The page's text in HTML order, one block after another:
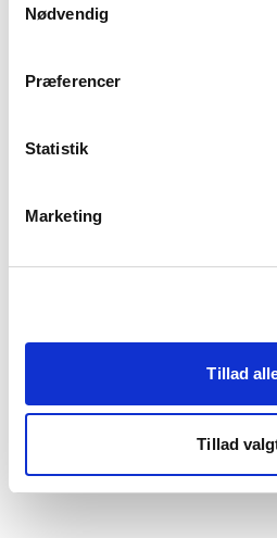
Du kan læse mere om vores
"Detaljer" eller ved at klikke
Nødvendig
Præferencer
Statistik
Marketing
Tillad
Tillad